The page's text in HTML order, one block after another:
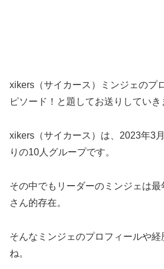
xikers（サイカース）ミンジェのプ
ピソード！と題してお送りしていき
xikers（サイカース）は、2023年3
りの10人グループです。
その中でもリーダーのミンジェは
さん的存在。
そんなミンジェのプロフィールや経
ね。